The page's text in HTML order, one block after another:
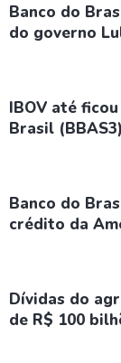
Banco do
do governo
IBOV até
Brasil
Banco do
crédito da
Dívidas do
de R$ 100